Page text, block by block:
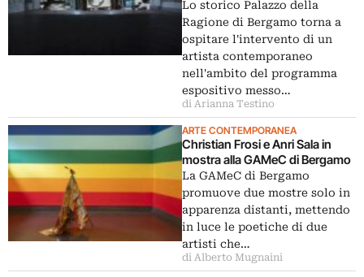
Lo storico Palazzo della
Ragione di Bergamo torna a
ospitare l'intervento di un
artista contemporaneo
nell'ambito del programma
espositivo messo…
di Arianna Testino
ARTE CONTEMPORANEA
Christian Frosi e Anri Sala in
mostra alla GAMeC di Bergamo
La GAMeC di Bergamo
promuove due mostre solo in
apparenza distanti, mettendo
in luce le poetiche di due
artisti che…
di Alberto Mugnaini